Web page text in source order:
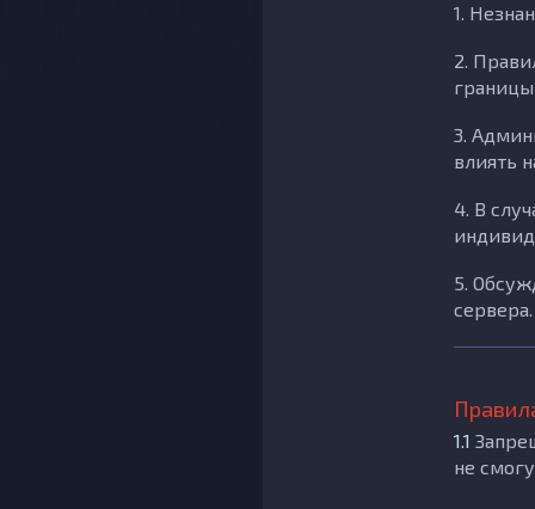
1.
2.
3.
влиять
4. В
5.
сервера.
1.1
не